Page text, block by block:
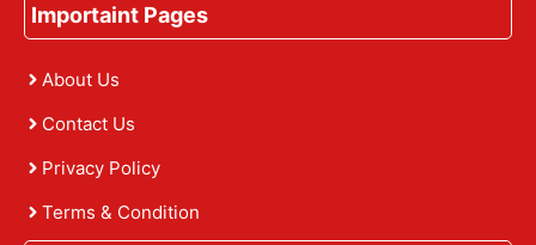
Importaint Pages
About Us
Contact Us
Privacy Policy
Terms & Condition